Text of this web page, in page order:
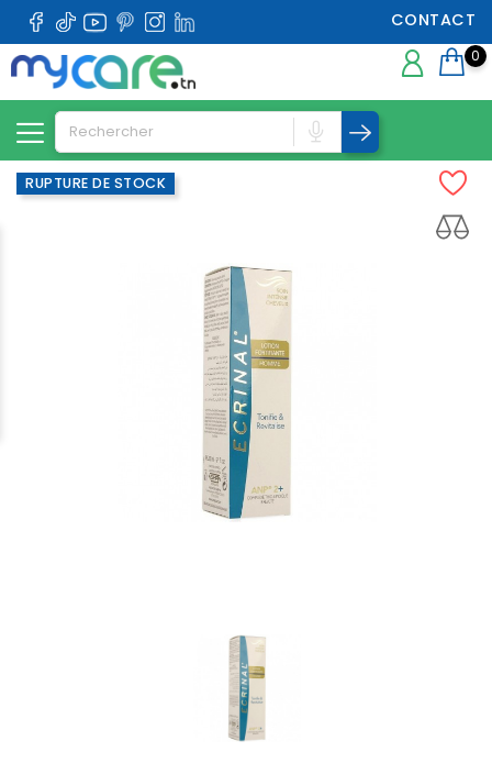
CONTACT
0
RUPTURE DE STOCK